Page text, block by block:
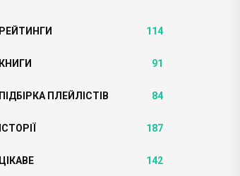
РЕЙТИНГИ 114
КНИГИ 91
ПІДБІРКА ПЛЕЙЛІСТІВ 84
ІСТОРІЇ 187
ЦІКАВЕ 142